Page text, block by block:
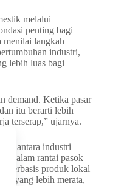
melalui
penting bagi
menilai langkah
industri,
lebih luas bagi
demand. Ketika pasar
itu berarti lebih
terserap,” ujarnya.
antara industri
dalam rantai pasok
berbasis produk lokal
yang lebih merata,